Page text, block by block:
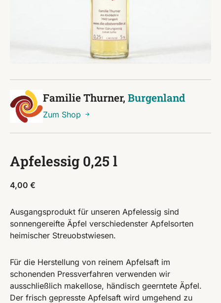
Familie Thurner, Burgenland
Zum Shop
Apfelessig 0,25 l
4,00 €
Ausgangsprodukt für unseren Apfelessig sind
sonnengereifte Äpfel verschiedenster Apfelsorten
heimischer Streuobstwiesen.
Für die Herstellung von reinem Apfelsaft im
schonenden Pressverfahren verwenden wir
ausschließlich makellose, händisch geerntete Äpfel.
Der frisch gepresste Apfelsaft wird umgehend zu